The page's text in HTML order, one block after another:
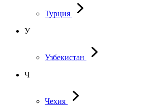
Турция
У
Узбекистан
Ч
Чехия